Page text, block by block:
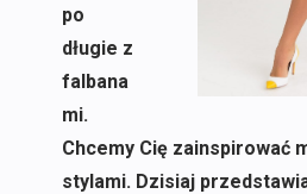
po
długie z
falbana
mi.
Chcemy Cię zainspirować
stylami. Dzisiaj